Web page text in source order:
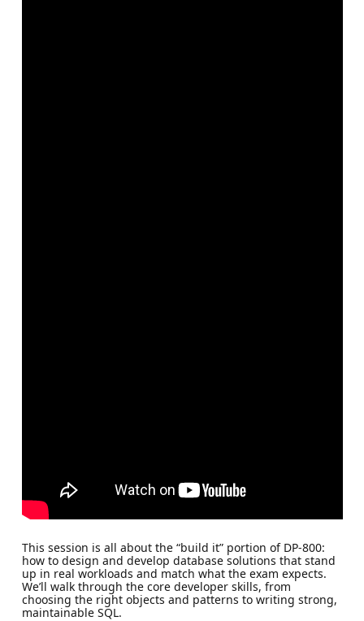
This session is all about the “build it” portion of DP-800:
how to design and develop database solutions that stand
up in real workloads and match what the exam expects.
We’ll walk through the core developer skills, from
choosing the right objects and patterns to writing strong,
maintainable SQL.